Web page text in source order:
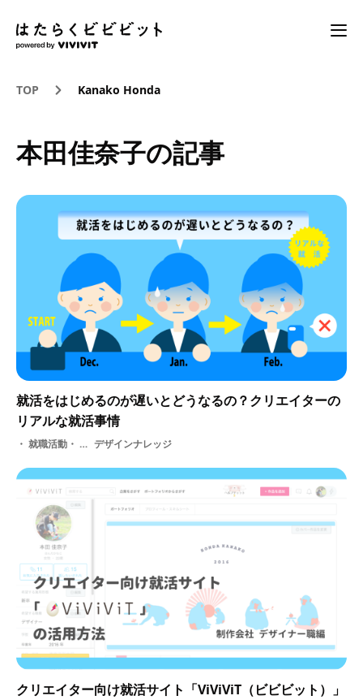
TOP Kanako Honda
本田佳奈子の記事
就活をはじめるのが遅いとどうなるの？クリエイターの
リアルな就活事情
就職活動・ 就活 デザインナレッジ
クリエイター向け就活サイト「ViViViT（ビビビット）」